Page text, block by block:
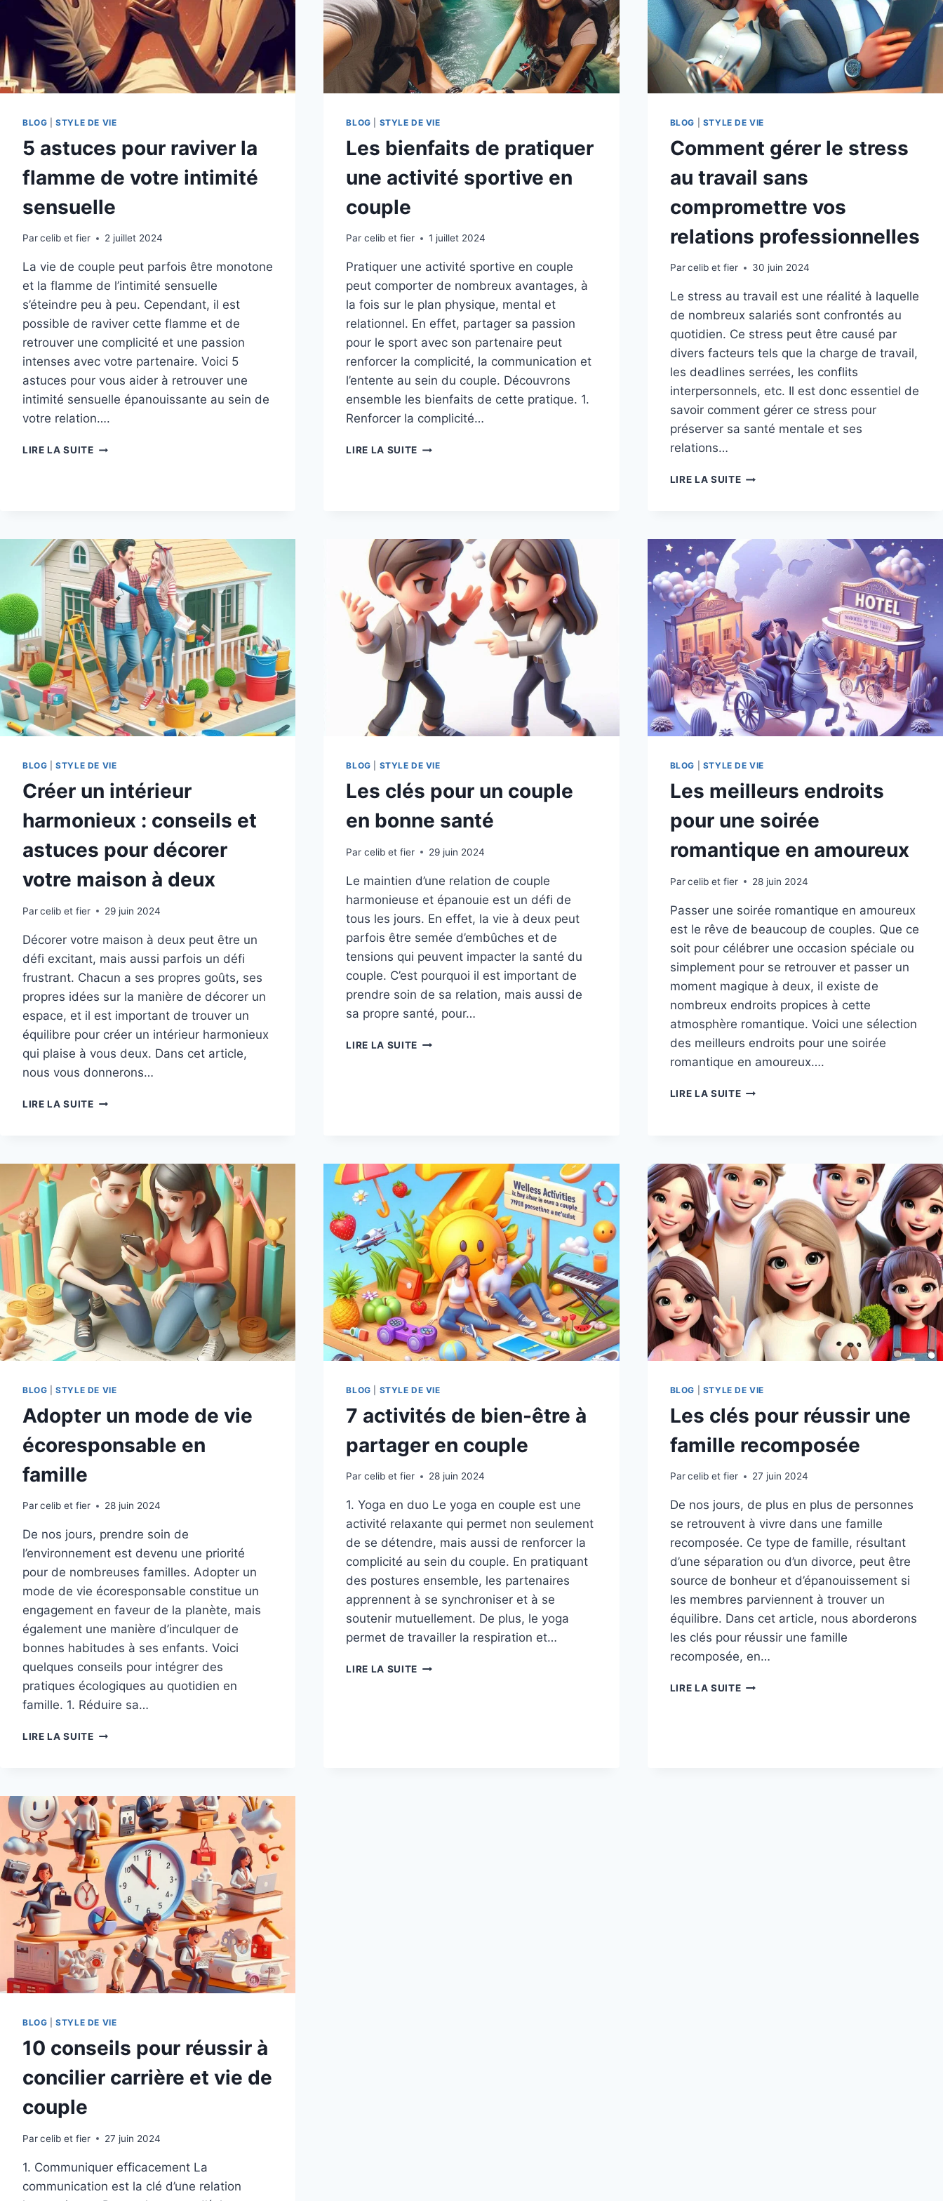
BLOG |STYLE DE VIE
5 astuces pour raviver la
flamme de votre intimité
sensuelle
Parcelib et fier 2 juillet 2024
La vie de couple peut parfois être monotone
et la flamme de l’intimité sensuelle
s’éteindre peu à peu. Cependant, il est
possible de raviver cette flamme et de
retrouver une complicité et une passion
intenses avec votre partenaire. Voici 5
astuces pour vous aider à retrouver une
intimité sensuelle épanouissante au sein de
votre relation….
LIRE LA SUITE5
VOTRE
INTIMITÉ
SENSUELLE
BLOG STYLE DE VIE
Les bienfaits de pratiquer
une activité sportive en
couple
Par celib et fier 1 juillet 2024
Pratiquer une activité sportive en couple
peut comporter de nombreux avantages, à
la fois sur le plan physique, mental et
relationnel. En effet, partager sa passion
pour le sport avec son partenaire peut
renforcer la complicité, la communication et
l’entente au sein du couple. Découvrons
ensemble les bienfaits de cette pratique. 1.
Renforcer la complicité…
LIRE LA SUITE LES
EN
COUPLE
BLOG STYLE DE VIE
Comment gérer le stress
au travail sans
compromettre vos
relations professionnelles
Par celib et fier 30 juin 2024
Le stress au travail est une réalité à laquelle
de nombreux salariés sont confrontés au
quotidien. Ce stress peut être causé par
divers facteurs tels que la charge de travail,
les deadlines serrées, les conflits
interpersonnels, etc. Il est donc essentiel de
savoir comment gérer ce stress pour
préserver sa santé mentale et ses
relations…
LIRE LA SUITECOMMENT
TRAVAIL
COMPROMETTRE
VOS
RELATIONS
PROFESSIONNELLES
BLOG |STYLE DE VIE
Créer un intérieur
harmonieux : conseils et
astuces pour décorer
votre maison à deux
Parcelib et fier 29 juin 2024
Décorer votre maison à deux peut être un
défi excitant, mais aussi parfois un défi
frustrant. Chacun a ses propres goûts, ses
propres idées sur la manière de décorer un
espace, et il est important de trouver un
équilibre pour créer un intérieur harmonieux
qui plaise à vous deux. Dans cet article,
nous vous donnerons…
LIRE LA SUITECRÉER
CONSEILS
ET
ASTUCES
POUR
DÉCORER
VOTRE
MAISON
À
DEUX
BLOG STYLE DE VIE
Les clés pour un couple
en bonne santé
Par celib et fier 29 juin 2024
Le maintien d’une relation de couple
harmonieuse et épanouie est un défi de
tous les jours. En effet, la vie à deux peut
parfois être semée d’embûches et de
tensions qui peuvent impacter la santé du
couple. C’est pourquoi il est important de
prendre soin de sa relation, mais aussi de
sa propre santé, pour…
LIRE LA SUITE LES
BLOG STYLE DE VIE
Les meilleurs endroits
pour une soirée
romantique en amoureux
Par celib et fier 28 juin 2024
Passer une soirée romantique en amoureux
est le rêve de beaucoup de couples. Que ce
soit pour célébrer une occasion spéciale ou
simplement pour se retrouver et passer un
moment magique à deux, il existe de
nombreux endroits propices à cette
atmosphère romantique. Voici une sélection
des meilleurs endroits pour une soirée
romantique en amoureux….
LIRE LA SUITELES
SOIRÉE
ROMANTIQUE
EN
AMOUREUX
BLOG |STYLE DE VIE
Adopter un mode de vie
écoresponsable en
famille
Parcelib et fier 28 juin 2024
De nos jours, prendre soin de
l’environnement est devenu une priorité
pour de nombreuses familles. Adopter un
mode de vie écoresponsable constitue un
engagement en faveur de la planète, mais
également une manière d’inculquer de
bonnes habitudes à ses enfants. Voici
quelques conseils pour intégrer des
pratiques écologiques au quotidien en
famille. 1. Réduire sa…
LIRE LA SUITEADOPTER
ÉCORESPONSABLE
EN
FAMILLE
BLOG STYLE DE VIE
7 activités de bien-être à
partager en couple
Par celib et fier 28 juin 2024
1. Yoga en duo Le yoga en couple est une
activité relaxante qui permet non seulement
de se détendre, mais aussi de renforcer la
complicité au sein du couple. En pratiquant
des postures ensemble, les partenaires
apprennent à se synchroniser et à se
soutenir mutuellement. De plus, le yoga
permet de travailler la respiration et…
LIRE LA SUITE 7
BLOG STYLE DE VIE
Les clés pour réussir une
famille recomposée
Par celib et fier 27 juin 2024
De nos jours, de plus en plus de personnes
se retrouvent à vivre dans une famille
recomposée. Ce type de famille, résultant
d’une séparation ou d’un divorce, peut être
source de bonheur et d’épanouissement si
les membres parviennent à trouver un
équilibre. Dans cet article, nous aborderons
les clés pour réussir une famille
recomposée, en…
LIRE LA SUITELES
BLOG |STYLE DE VIE
10 conseils pour réussir à
concilier carrière et vie de
couple
Parcelib et fier 27 juin 2024
1. Communiquer efficacement La
communication est la clé d’une relation